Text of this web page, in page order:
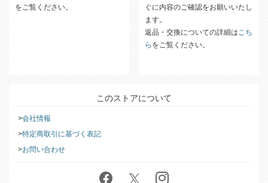
をご覧ください。
ぐに内容のご確認をお願いいたし
ます。
返品・交換についての詳細はこち
ら をご覧ください。
このストアについて
会社情報
特定商取引に基づく表記
お問い合わせ